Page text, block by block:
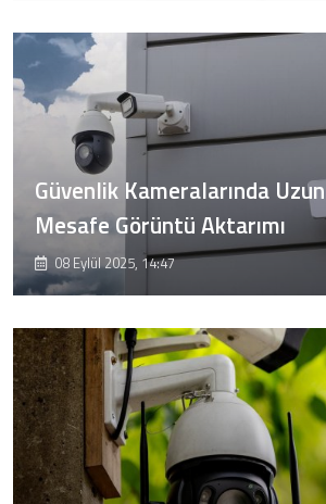
Güvenlik Kameralarında Uzun
Mesafe Görüntü Aktarımı
08 Eylül 2025, 14:47